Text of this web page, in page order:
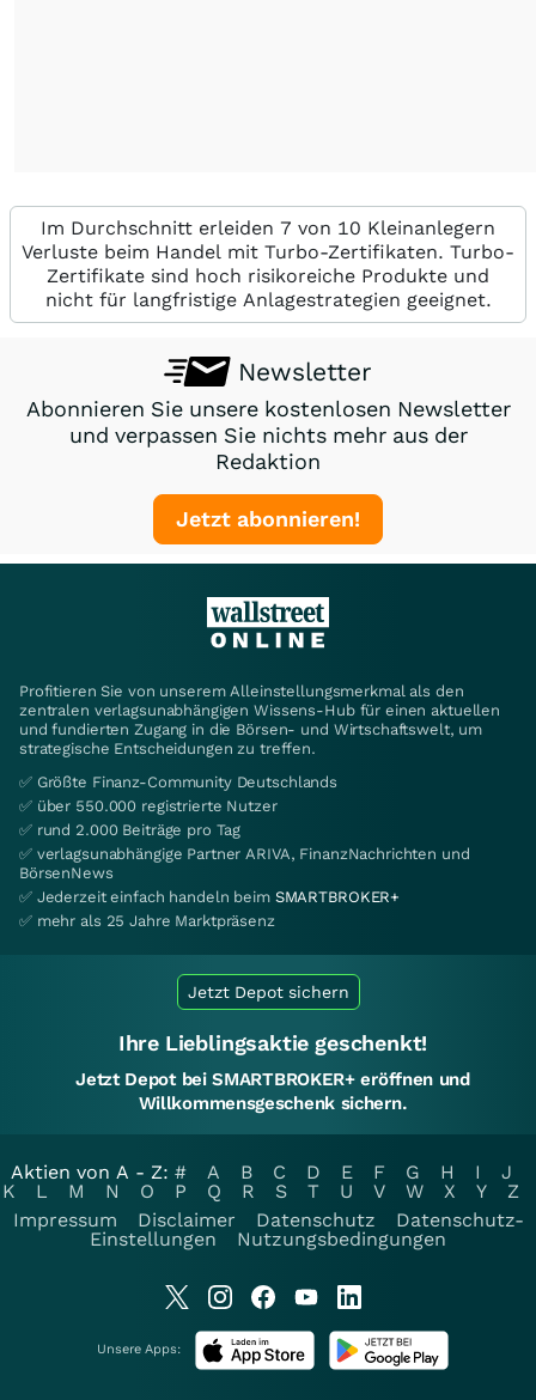
Im Durchschnitt erleiden 7 von 10 Kleinanlegern
Verluste beim Handel mit Turbo-Zertifikaten. Turbo-
Zertifikate sind hoch risikoreiche Produkte und
nicht für langfristige Anlagestrategien geeignet.
Newsletter
Abonnieren Sie unsere kostenlosen Newsletter
und verpassen Sie nichts mehr aus der
Redaktion
Jetzt abonnieren!
Profitieren Sie von unserem Alleinstellungsmerkmal als den
zentralen verlagsunabhängigen Wissens-Hub für einen aktuellen
und fundierten Zugang in die Börsen- und Wirtschaftswelt, um
strategische Entscheidungen zu treffen.
✅ Größte Finanz-Community Deutschlands
✅ über 550.000 registrierte Nutzer
✅ rund 2.000 Beiträge pro Tag
✅ verlagsunabhängige Partner ARIVA, FinanzNachrichten und
BörsenNews
✅ Jederzeit einfach handeln beim SMARTBROKER+
✅ mehr als 25 Jahre Marktpräsenz
Jetzt Depot sichern
Ihre Lieblingsaktie geschenkt!
Jetzt Depot bei SMARTBROKER+ eröffnen und
Willkommensgeschenk sichern.
Aktien von A - Z: # A B C D E F G H I
J
K
L M N O P Q R S T U V W X Y
Z
Impressum
Disclaimer Datenschutz
Datenschutz-
Einstellungen
Nutzungsbedingungen
Unsere Apps: